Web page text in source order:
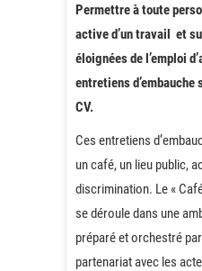
Permettre à toute
active d’un travail et
éloignées de l’emploi
entretiens
CV.
Ces entretiens
un café, un lieu public,
discrimination. Le «
se déroule dans une
préparé et orchestré
partenariat avec les